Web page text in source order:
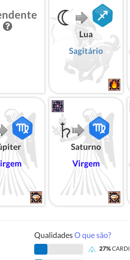
Lua
Sagitário
Saturno
Virgem
QualidadesO que são?
27%